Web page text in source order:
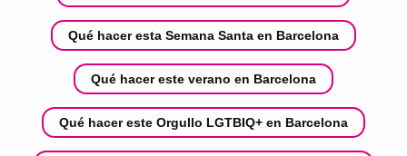
Qué hacer esta Semana Santa en Barcelona
Qué hacer este verano en Barcelona
Qué hacer este Orgullo LGTBIQ+ en Barcelona